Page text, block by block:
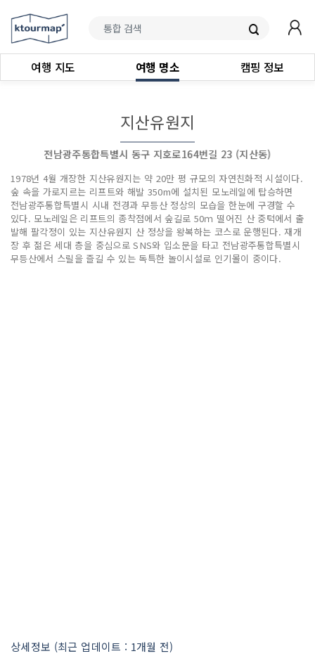
여행 지도 여행 명소 캠핑 정보
지산유원지
전남광주통합특별시 동구 지호로164번길 23 (지산동)
1978년 4월 개장한 지산유원지는 약 20만 평 규모의 자연친화적 시설이다.
숲 속을 가로지르는 리프트와 해발 350m에 설치된 모노레일에 탑승하면
전남광주통합특별시 시내 전경과 무등산 정상의 모습을 한눈에 구경할 수
있다. 모노레일은 리프트의 종착점에서 숲길로 50ｍ 떨어진 산 중턱에서 출
발해 팔각정이 있는 지산유원지 산 정상을 왕복하는 코스로 운행된다. 재개
장 후 젊은 세대 층을 중심으로 SNS와 입소문을 타고 전남광주통합특별시
무등산에서 스릴을 즐길 수 있는 독특한 놀이시설로 인기몰이 중이다.
상세정보 (최근 업데이트 : 1개월 전)